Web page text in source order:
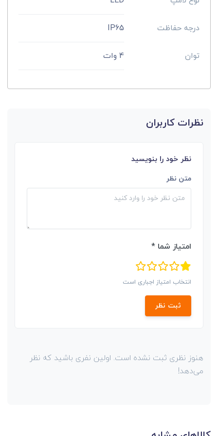
درجه حفاظت IP65
توان 4 وات
نظرات کاربران
نظر خود را بنویسید
متن نظر
امتیاز شما *
انتخاب امتیاز اجباری است
ثبت نظر
هنوز نظری ثبت نشده است. اولین نفری باشید که نظر
می‌دهد!